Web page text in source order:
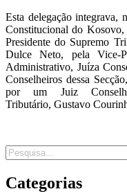
Esta delegação integrava,
Constitucional do
Presidente do Supremo
Dulce Neto, pela Vice-
Administrativo, Juíza
Conselheiros dessa
por um Juiz
Tributário, Gustavo
Categorias